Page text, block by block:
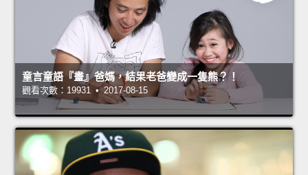
童言童語『畫』爸媽，結果老爸變成一隻熊？！
觀看次數：19931 • 2017-08-15